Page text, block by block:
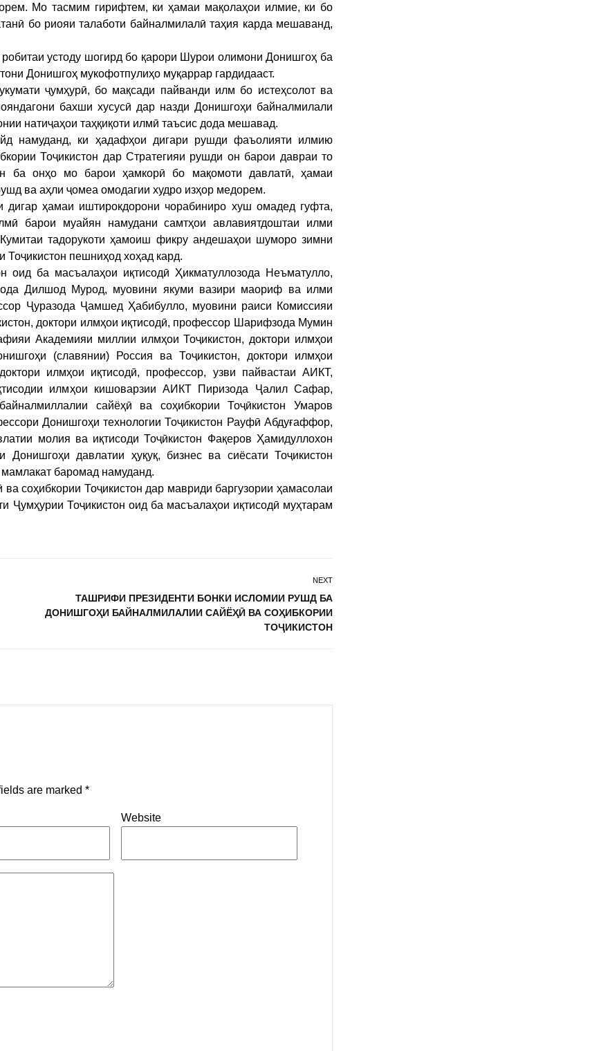
Мо тасмим гирифтем, ки ҳамаи мақолаҳои илмие, ки бо
бо риояи талаботи байналмилалӣ таҳия карда мешаванд,
устоду шогирд бо қарори Шурои олимони Донишгоҳ ба
Донишгоҳ мукофотпулиҳо муқаррар гардидааст.
ҷумҳурӣ, бо мақсади пайванди илм бо истеҳсолот ва
бахши хусусӣ дар назди Донишгоҳи байналмилали
натиҷаҳои таҳқиқоти илмӣ таъсис дода мешавад.
намуданд, ки ҳадафҳои дигари рушди фаъолияти илмию
Тоҷикистон дар Стратегияи рушди он барои давраи то
ба онҳо мо барои ҳамкорӣ бо мақомоти давлатӣ, ҳамаи
ва аҳли ҷомеа омодагии худро изҳор медорем.
ҳамаи иштирокдорони чорабиниро хуш омадед гуфта,
барои муайян намудани самтҳои авлавиятдоштаи илми
тадорукоти ҳамоиш фикру андешаҳои шуморо зимни
Тоҷикистон пешниҳод хоҳад кард.
ба масъалаҳои иқтисодӣ Ҳикматуллозода Неъматулло,
Дилшод Мурод, муовини якуми вазири маориф ва илми
Ҷуразода Ҷамшед Ҳабибулло, муовини раиси Комиссияи
доктори илмҳои иқтисодӣ, профессор Шарифзода Мумин
Академияи миллии илмҳои Тоҷикистон, доктори илмҳои
(славянии) Россия ва Тоҷикистон, доктори илмҳои
илмҳои иқтисодӣ, профессор, узви пайвастаи АИКТ,
илмҳои кишоварзии АИКТ Пиризода Ҷалил Сафар,
сайёҳӣ ва соҳибкории Тоҷӣкистон Умаров
Донишгоҳи технологии Тоҷикистон Рауфӣ Абдуғаффор,
молия ва иқтисоди Тоҷӣкистон Фақеров Ҳамидуллохон
давлатии ҳуқуқ, бизнес ва сиёсати Тоҷикистон
баромад намуданд.
соҳибкории Тоҷикистон дар мавриди баргузории ҳамасолаи
Тоҷикистон оид ба масъалаҳои иқтисодӣ муҳтарам
NEXT
ТАШРИФИ ПРЕЗИДЕНТИ БОНКИ ИСЛОМИИ РУШД БА
ДОНИШГОҲИ БАЙНАЛМИЛАЛИИ САЙЁҲӢ ВА СОҲИБКОРИИ
ТОҶИКИСТОН
are marked *
Website